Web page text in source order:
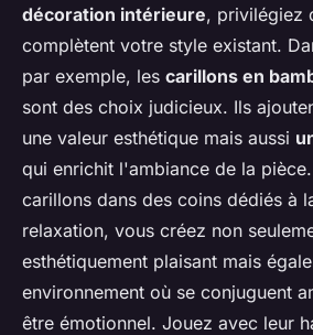
décoration intérieure, privilégiez
complètent votre style existant.
par exemple, les carillons en
sont des choix judicieux. Ils
une valeur esthétique mais aussi
qui enrichit l'ambiance de la
carillons dans des coins dédiés à
relaxation, vous créez non
esthétiquement plaisant mais
environnement où se conjuguent
être émotionnel. Jouez avec leur